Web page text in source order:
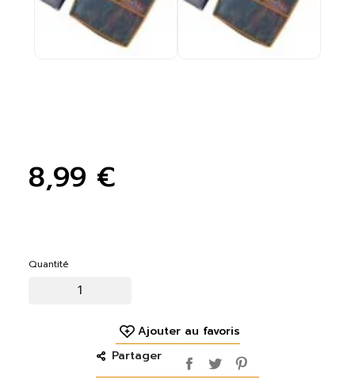
8,99 €
Quantité
Ajouter au favoris
Partager